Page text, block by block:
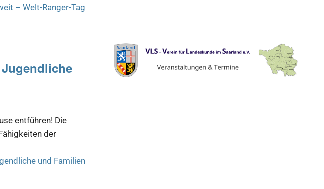
– Welt-Ranger-Tag
entführen! Die
der
und Familien